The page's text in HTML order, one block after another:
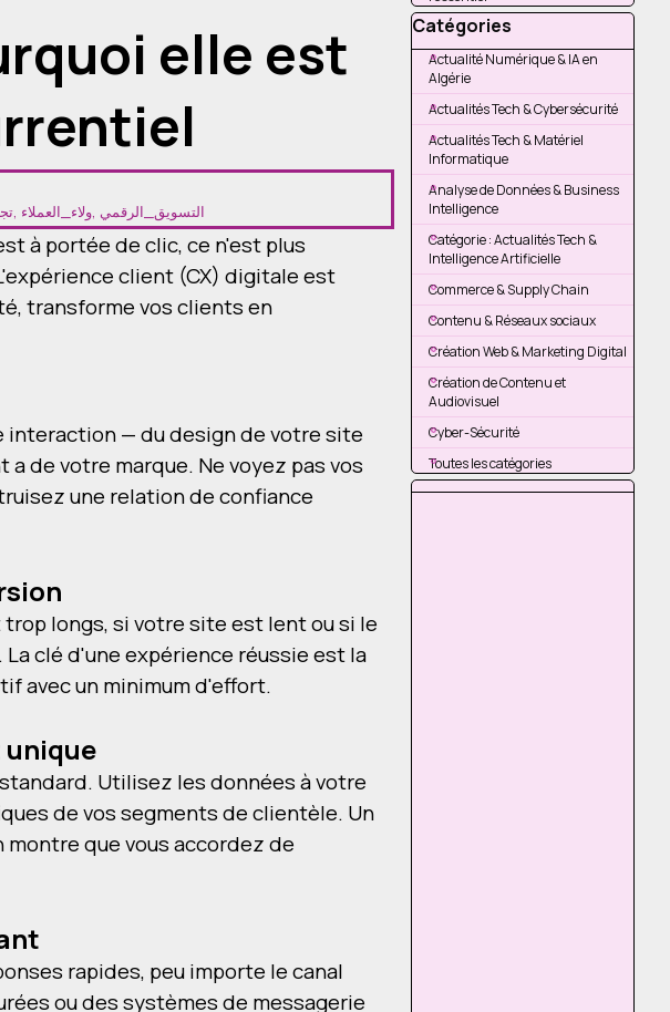
elle est
, ولاء_العملاء, التسويق_الرقمي
à portée de clic, ce n'est plus
client (CX) digitale est
transforme vos clients en
interaction — du design de votre site
de votre marque. Ne voyez pas vos
une relation de confiance
longs, si votre site est lent ou si le
clé d'une expérience réussie est la
avec un minimum d'effort.
Utilisez les données à votre
de vos segments de clientèle. Un
que vous accordez de
rapides, peu importe le canal
ou des systèmes de messagerie
Sauter le bloc Catégories
Catégories
Actualité Numérique & IA en
Algérie
Actualités Tech & Cybersécurité
Actualités Tech & Matériel
Informatique
Analyse de Données & Business
Intelligence
Catégorie : Actualités Tech &
Intelligence Artificielle
Commerce & Supply Chain
Contenu & Réseaux sociaux
Création Web & Marketing Digital
Création de Contenu et
Audiovisuel
Cyber-Sécurité
Toutes les catégories
Sauter le bloc